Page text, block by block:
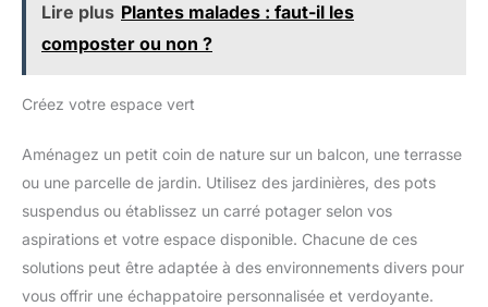
voisins et tous les amateurs de jardinage enthousiastes.
femmes et les jardiniers).
Lire plus Plantes malades : faut-il les
composter ou non ?
Créez votre espace vert
Aménagez un petit coin de nature sur un balcon, une terrasse
ou une parcelle de jardin. Utilisez des jardinières, des pots
suspendus ou établissez un carré potager selon vos
aspirations et votre espace disponible. Chacune de ces
solutions peut être adaptée à des environnements divers pour
vous offrir une échappatoire personnalisée et verdoyante.